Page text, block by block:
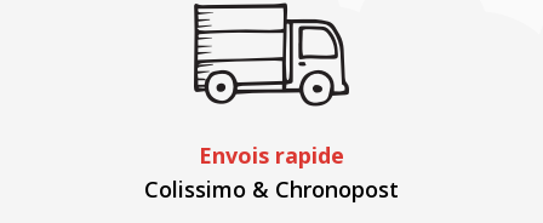
Envois rapide
Colissimo & Chronopost